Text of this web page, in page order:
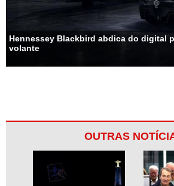
Hennessey Blackbird abdica do digital
volante
OUTRAS